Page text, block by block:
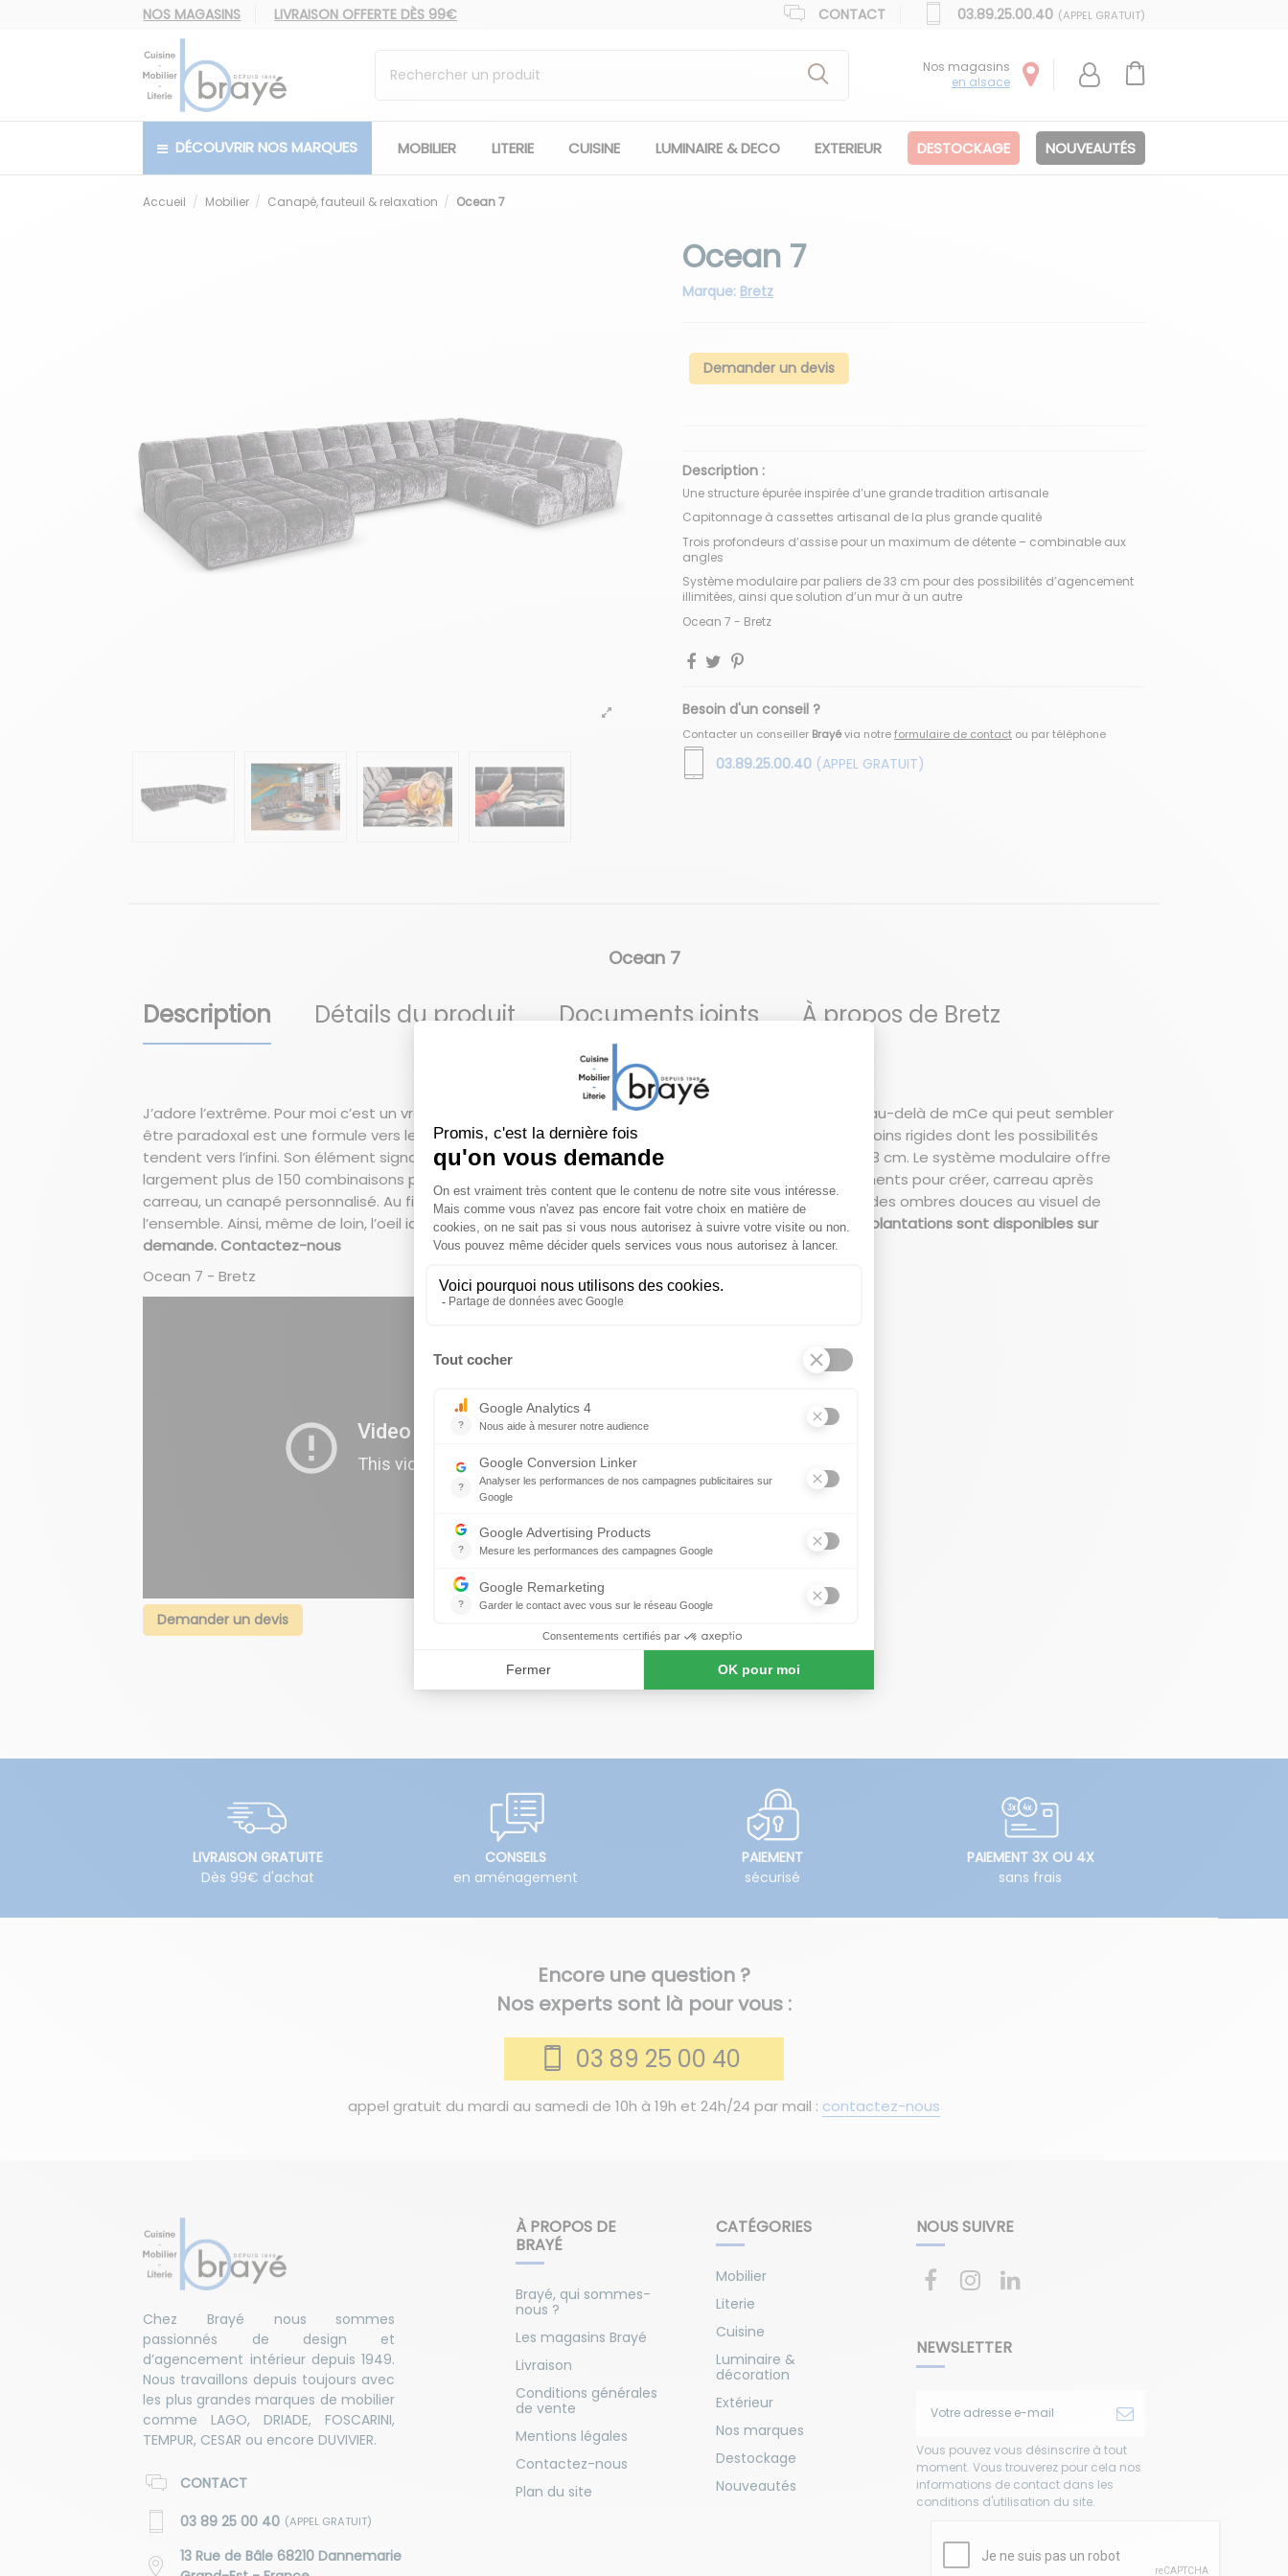
NOS MAGASINS LIVRAISON OFFERTE DÈS 99€ CONTACT 03.89.25.00.40 (APPEL GRATUIT)
Nos magasins
en alsace
DÉCOUVRIR NOS MARQUES MOBILIER LITERIE CUISINE LUMINAIRE & DECO EXTERIEUR DESTOCKAGE NOUVEAUTÉS
Accueil Mobilier Canapé, fauteuil & relaxation Ocean 7
Ocean 7
Marque: Bretz
Demander un devis
Description :
Une structure épurée inspirée d’une grande tradition artisanale
Capitonnage à cassettes artisanal de la plus grande qualité
Trois profondeurs d’assise pour un maximum de détente – combinable aux
angles
Système modulaire par paliers de 33 cm pour des possibilités d’agencement
illimitées, ainsi que solution d’un mur à un autre
Ocean 7 - Bretz
Besoin d'un conseil ?
Contacter un conseiller Brayévia notreformulaire de contact ou par téléphone
03.89.25.00.40 (APPEL GRATUIT)
Ocean 7
Description Détails du produit Documents joints À propos de Bretz
J’adore l’extrême. Pour moi c’est un vrai coup de fouet. Cela me fait me sentir vrai, me pousse à aller au-delà de mCe qui peut sembler
être paradoxal est une formule vers le succès : Ocean 7 réduit l’attention portée à des paramètres moins rigides dont les possibilités
tendent vers l’infini. Son élément signature est la couture à la main qui suit une trame pertinente de 33 cm. Le système modulaire offre
largement plus de 150 combinaisons possibles, avec trois profondeurs d’assise et trois largeurs d’éléments pour créer, carreau après
carreau, un canapé personnalisé. Au fil des arrondis, les fibres du velours se répartissent et confèrent des ombres douces au visuel de
l’ensemble. Ainsi, même de loin, l’oeil identifie la souplesse de l’Ocean 7.D'autres coloris et d'autres implantations sont disponibles sur
demande. Contactez-nous
Ocean 7 - Bretz
Demander un devis
Encore une question ?
Nos experts sont là pour vous :
03 89 25 00 40
appel gratuit du mardi au samedi de 10h à 19h et 24h/24 par mail : contactez-nous
LIVRAISON GRATUITE
Dès 99€ d'achat
CONSEILS
en aménagement
PAIEMENT
sécurisé
PAIEMENT 3X OU 4X
sans frais
À PROPOS DE
BRAYÉ
Brayé, qui sommes-
nous ?
Les magasins Brayé
Livraison
Conditions générales
de vente
Mentions légales
Contactez-nous
Plan du site
CATÉGORIES
Mobilier
Literie
Cuisine
Luminaire &
décoration
Extérieur
Nos marques
Destockage
Nouveautés
Chez Brayé nous sommes
passionnés de design et
d’agencement intérieur depuis 1949.
Nous travaillons depuis toujours avec
les plus grandes marques de mobilier
comme LAGO, DRIADE, FOSCARINI,
TEMPUR, CESAR ou encore DUVIVIER.
CONTACT
03 89 25 00 40 (APPEL GRATUIT)
13 Rue de Bâle 68210 Dannemarie
NOUS SUIVRE
NEWSLETTER
Vous pouvez vous désinscrire à tout
moment. Vous trouverez pour cela nos
informations de contact dans les
conditions d'utilisation du site.